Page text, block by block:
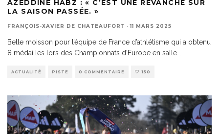
AZEDDINE HABZ : « C’EST UNE REVANCHE SUR
LA SAISON PASSÉE. »
FRANÇOIS-XAVIER DE CHATEAUFORT · 11 MARS 2025
Belle moisson pour l’équipe de France d’athlétisme qui a obtenu
8 médailles lors des Championnats d’Europe en salle
ACTUALITÉ PISTE 0 COMMENTAIRE 150